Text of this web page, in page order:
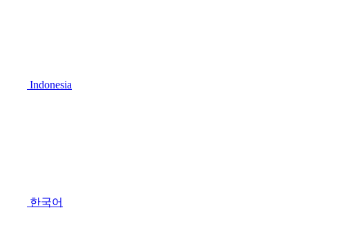
Indonesia
한국어